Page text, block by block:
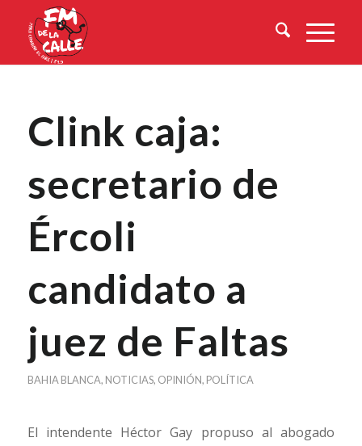
Clink caja:
secretario de
Ércoli
candidato a
juez de Faltas
BAHIA BLANCA, NOTICIAS, OPINIÓN, POLÍTICA
El intendente Héctor Gay propuso al abogado